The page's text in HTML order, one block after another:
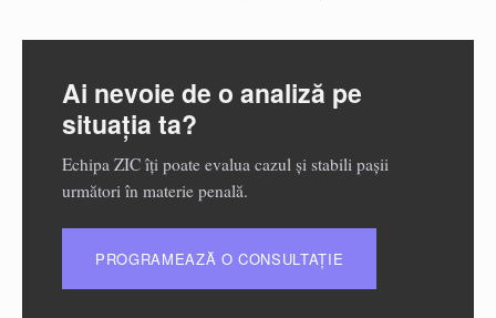
Ai nevoie de o analiză pe
situația ta?
Echipa ZIC îți poate evalua cazul și stabili pașii
următori în materie penală.
PROGRAMEAZĂ O CONSULTAȚIE